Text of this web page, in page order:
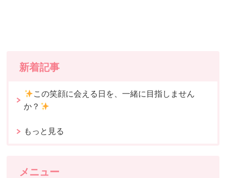
新着記事
この笑顔に会える日を、一緒に目指しません
か？
もっと見る
メニュー